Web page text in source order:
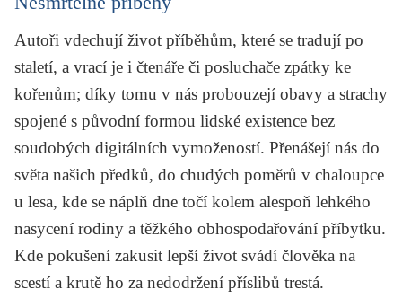
Autoři vdechují život příběhům, které se tradují po
staletí, a vrací je i čtenáře či posluchače zpátky ke
kořenům; díky tomu v nás probouzejí obavy a strachy
spojené s původní formou lidské existence bez
soudobých digitálních vymožeností. Přenášejí nás do
světa našich předků, do chudých poměrů v chaloupce
u lesa, kde se náplň dne točí kolem alespoň lehkého
nasycení rodiny a těžkého obhospodařování příbytku.
Kde pokušení zakusit lepší život svádí člověka na
scestí a krutě ho za nedodržení příslibů trestá.